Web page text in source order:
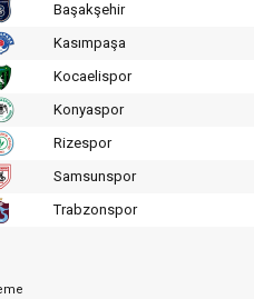
Başakşehir
Kasımpaşa
Kocaelispor
Konyaspor
Rizespor
Samsunspor
Trabzonspor